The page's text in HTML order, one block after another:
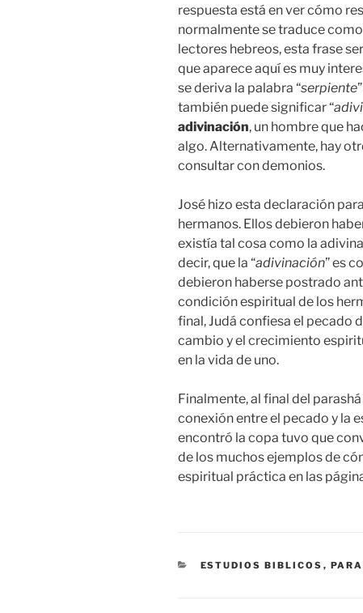
respuesta está en ver cómo
normalmente se traduce como
lectores hebreos, esta frase
que aparece aquí es muy
se deriva la palabra “serpiente
también puede significar “
adivinación, un hombre que
algo. Alternativamente, hay
consultar con demonios.
José hizo esta declaración
hermanos. Ellos debieron
existía tal cosa como la
decir, que la “adivinación” es
debieron haberse postrado
condición espiritual de los
final, Judá confiesa el pecado
cambio y el crecimiento
en la vida de uno.
Finalmente, al final del
conexión entre el pecado y la
encontró la copa tuvo que
de los muchos ejemplos de
espiritual práctica en las
CATEGORIES
ESTUDIOS BIBLICOS ,